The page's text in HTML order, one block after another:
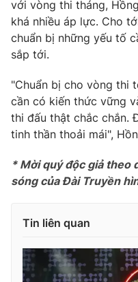
Ðiện thoại Thời báo VTV:
Email:toasoan@vtv.vn
Liên hệ quảng cáo: 024-
thuận bằng văn bản. Ghi rõ
thông tin từ website này.
với vòng thi tháng,
khá nhiều áp lực. Cho
chuẩn bị những yếu tố
sắp tới.
"Chuẩn bị cho vòng thi
cần có kiến thức vững
thi đấu thật chắc chắn.
tinh thần thoải mái",
* Mời quý độc giả theo
sóng của Đài Truyền
Tin liên quan